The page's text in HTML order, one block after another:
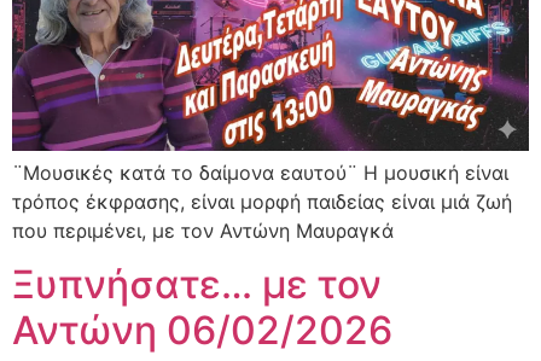
¨Μουσικές κατά το δαίμονα εαυτού¨ Η μουσική είναι
τρόπος έκφρασης, είναι μορφή παιδείας είναι μιά ζωή
που περιμένει, με τον Αντώνη Μαυραγκά
Ξυπνήσατε… με τον
Αντώνη 06/02/2026